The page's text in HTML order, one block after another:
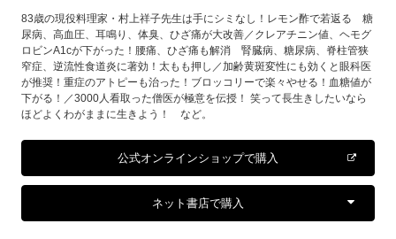
83歳の現役料理家・村上祥子先生は手にシミなし！レモン酢で若返る 糖
尿病、高血圧、耳鳴り、体臭、ひざ痛が大改善／クレアチニン値、ヘモグ
ロビンA1cが下がった！腰痛、ひざ痛も解消 腎臓病、糖尿病、脊柱管狭
窄症、逆流性食道炎に著効！太もも押し／加齢黄斑変性にも効くと眼科医
が推奨！重症のアトピーも治った！ブロッコリーで楽々やせる！血糖値が
下がる！／3000人看取った僧医が極意を伝授！ 笑って長生きしたいなら
ほどよくわがままに生きよう！ など。
公式オンラインショップで購入
ネット書店で購入